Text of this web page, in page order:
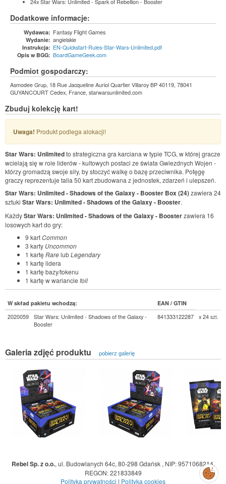
Dodatkowe informacje:
Wydawca: Fantasy Flight Games
Wydanie: angielskie
Instrukcja: EN-Quickstart-Rules-Star-Wars-Unlimited.pdf
Opis w BGG: BoardGameGeek.com
Podmiot gospodarczy:
Asmodee Grup, 18 Rue Jacqueline Auriol Quartier Villaroy BP 40119, 78041
GUYANCOURT Cedex, France, starwarsunlimited.com
Zbuduj kolekcję kart!
Uwaga! Produkt podlega alokacji!
Star Wars: Unlimitedto strategiczna gra karciana w typie TCG, w której gracze
wcielają się w role liderów - kultowych postaci ze świata Gwiezdnych Wojen -
którzy gromadzą swoje siły, by stoczyć walkę o bazę przeciwnika. Potęgę
graczy reprezentuje talia 50 kart zbudowana z jednostek, zdarzeń i ulepszeń.
Star Wars: Unlimited - Shadows of the Galaxy - Booster Box (24)zawiera 24
sztuki Star Wars: Unlimited - Shadows of the Galaxy - Booster.
KażdyStar Wars: Unlimited - Shadows of the Galaxy - Boosterzawiera 16
losowych kart do gry:
9 kartCommon
3 karty Uncommon
1 kartę RarelubLegendary
1 kartę lidera
1 kartę bazy/tokenu
1 kartę w wariancie foil
W skład pakietu wchodzą: EAN / GTIN
2020059
Star Wars: Unlimited - Shadows of the Galaxy -
Booster
841333122287 x 24 szt.
Galeria zdjęć produktu pobierz galerię
Rebel Sp. z o.o., ul. Budowlanych 64c, 80-298 Gdańsk, NIP: 9571068214,
REGON: 221833849
Polityka prywatności | Polityka cookies
Zarządzaj
preferencjami
cookies